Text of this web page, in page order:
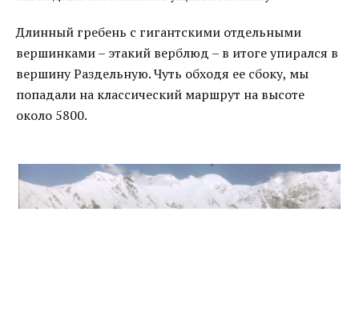
Длинный гребень с гигантскими отдельными
вершинками – этакий верблюд – в итоге упирался в
вершину Раздельную. Чуть обходя ее сбоку, мы
попадали на классический маршрут на высоте
около 5800.